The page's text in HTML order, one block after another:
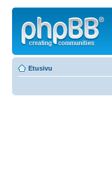
Etusivu